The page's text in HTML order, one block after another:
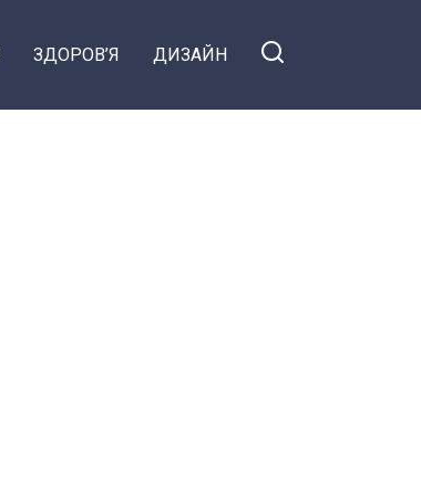
ЗДОРОВ’Я ДИЗАЙН